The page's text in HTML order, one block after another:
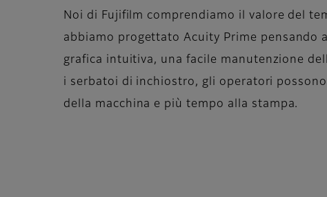
Noi di Fujifilm comprendiamo il valore del
abbiamo progettato Acuity Prime pensando
grafica intuitiva, una facile manutenzione
i serbatoi di inchiostro, gli operatori
della macchina e più tempo alla stampa.